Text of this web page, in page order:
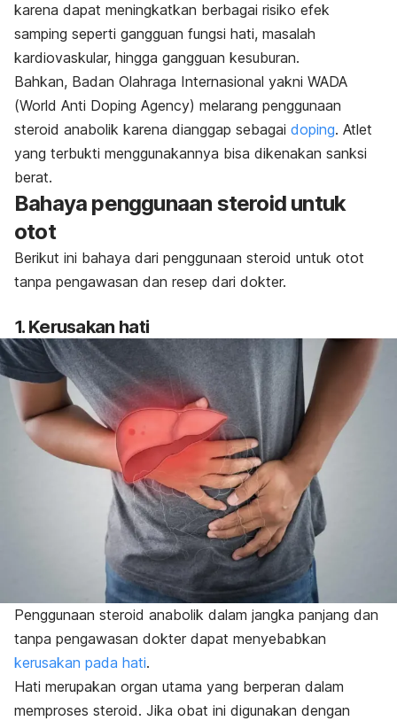
karena dapat meningkatkan berbagai risiko efek
samping seperti gangguan fungsi hati, masalah
kardiovaskular, hingga gangguan kesuburan.
Bahkan, Badan Olahraga Internasional yakni WADA
(World Anti Doping Agency) melarang penggunaan
steroid anabolik karena dianggap sebagai doping. Atlet
yang terbukti menggunakannya bisa dikenakan sanksi
berat.
Bahaya penggunaan steroid untuk
otot
Berikut ini bahaya dari penggunaan steroid untuk otot
tanpa pengawasan dan resep dari dokter.
1. Kerusakan hati
Penggunaan steroid anabolik dalam jangka panjang dan
tanpa pengawasan dokter dapat menyebabkan
kerusakan pada hati.
Hati merupakan organ utama yang berperan dalam
memproses steroid. Jika obat ini digunakan dengan